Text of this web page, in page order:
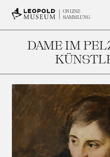
ONLINE
SAMMLUNG
DAME IM